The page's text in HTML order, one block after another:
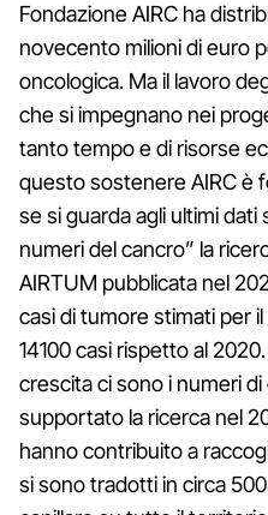
Fondazione AIRC ha
novecento milioni di euro
oncologica. Ma il lavoro
che si impegnano nei
tanto tempo e di risorse
questo sostenere AIRC è
se si guarda agli ultimi dati
numeri del cancro” la
AIRTUM pubblicata nel
casi di tumore stimati per
14100 casi rispetto al
crescita ci sono i numeri
supportato la ricerca nel
hanno contribuito a
si sono tradotti in circa